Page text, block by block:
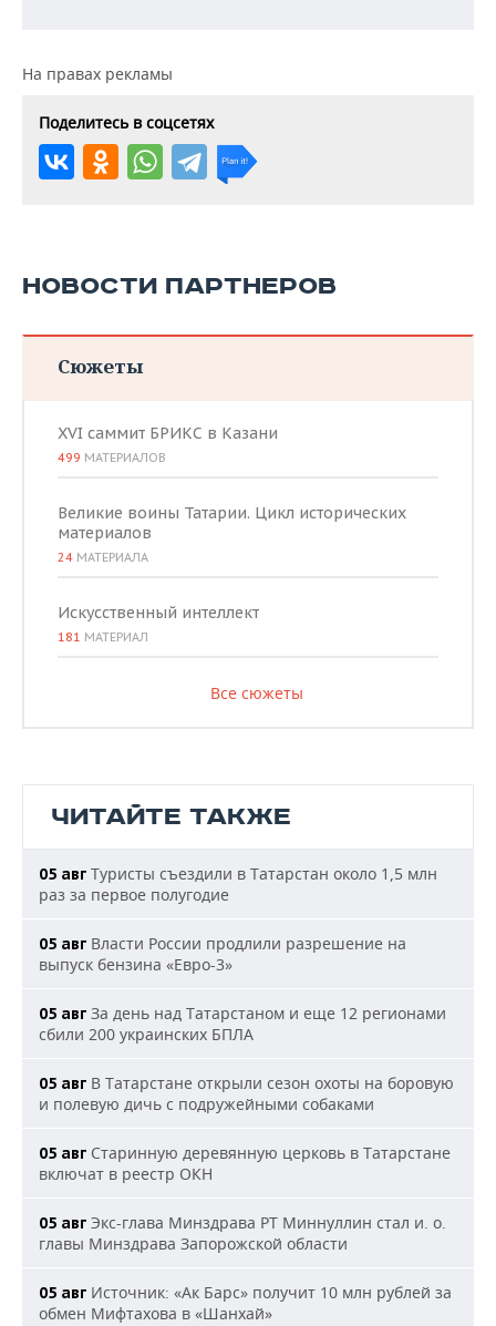
На правах рекламы
Поделитесь в соцсетях
НОВОСТИ ПАРТНЕРОВ
Сюжеты
XVI саммит БРИКС в Казани
499 МАТЕРИАЛОВ
Великие воины Татарии. Цикл исторических
материалов
24 МАТЕРИАЛА
Искусственный интеллект
181 МАТЕРИАЛ
Все сюжеты
ЧИТАЙТЕ ТАКЖЕ
05 авг Туристы съездили в Татарстан около 1,5 млн
раз за первое полугодие
05 авг Власти России продлили разрешение на
выпуск бензина «Евро-3»
05 авг За день над Татарстаном и еще 12 регионами
сбили 200 украинских БПЛА
05 авг В Татарстане открыли сезон охоты на боровую
и полевую дичь с подружейными собаками
05 авг Старинную деревянную церковь в Татарстане
включат в реестр ОКН
05 авг Экс-глава Минздрава РТ Миннуллин стал и. о.
главы Минздрава Запорожской области
05 авг Источник: «Ак Барс» получит 10 млн рублей за
обмен Мифтахова в «Шанхай»